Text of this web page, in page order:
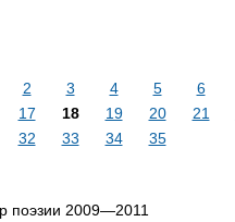
2 3 4 5 6
17 18 19 20 21
32 33 34 35
поэзии 2009—2011